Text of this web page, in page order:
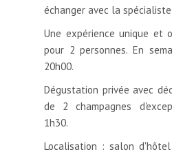
échanger avec la
Une expérience unique et
pour 2 personnes. En
20h00.
Dégustation privée avec
de 2 champagnes
1h30.
Localisation : salon